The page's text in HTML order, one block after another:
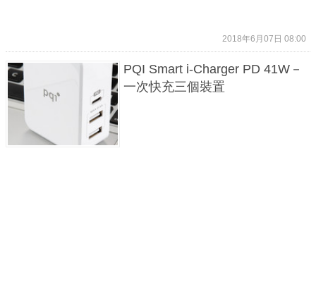
2018年6月07日 08:00
PQI Smart i-Charger PD 41W－
一次快充三個裝置